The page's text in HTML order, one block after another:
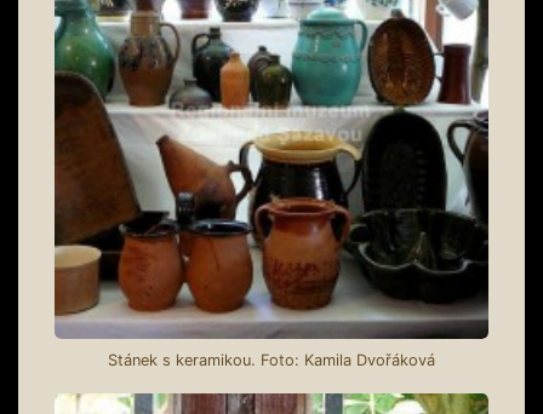
Stánek s keramikou. Foto: Kamila Dvořáková